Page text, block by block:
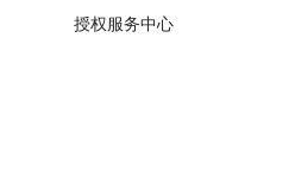
授权服务中心